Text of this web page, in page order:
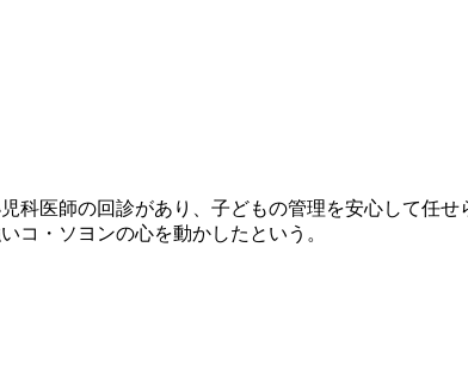
医師の回診があり、子どもの管理を安心して任
コ・ソヨンの心を動かしたという。